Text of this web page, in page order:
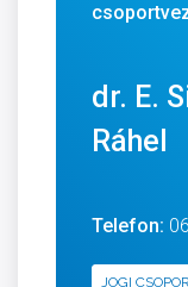
dr. E.
Ráhel
Telefon:
JOGI